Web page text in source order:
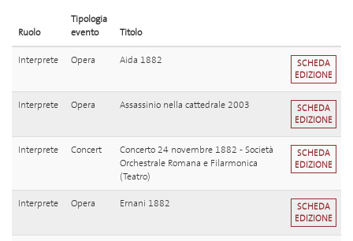
Ruolo
Tipologia
evento
Titolo
Interprete Opera Aida 1882
SCHEDA
EDIZIONE
Interprete Opera Assassinio nella cattedrale 2003
SCHEDA
EDIZIONE
Interprete Concert
Concerto 24 novembre 1882 - Società
Orchestrale Romana e Filarmonica
(Teatro)
SCHEDA
EDIZIONE
Interprete Opera Ernani 1882
SCHEDA
EDIZIONE